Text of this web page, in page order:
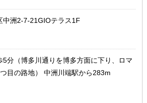
中洲2-7-21GIOテラス1F
5分（博多川通りを博多方面に下り、ロマ
目の路地） 中洲川端駅から283m